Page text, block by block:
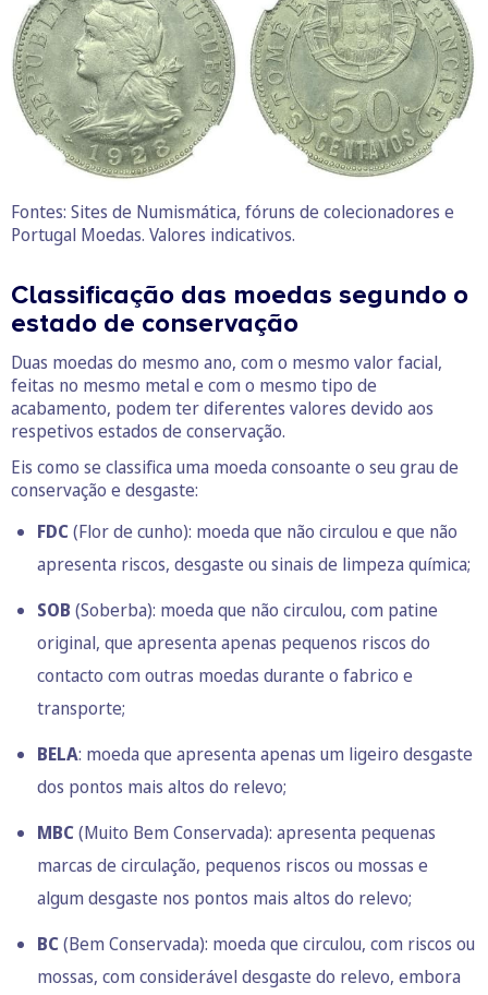
Fontes: Sites de Numismática, fóruns de colecionadores e
Portugal Moedas. Valores indicativos.
Classificação das moedas segundo o
estado de conservação
Duas moedas do mesmo ano, com o mesmo valor facial,
feitas no mesmo metal e com o mesmo tipo de
acabamento, podem ter diferentes valores devido aos
respetivos estados de conservação.
Eis como se classifica uma moeda consoante o seu grau de
conservação e desgaste:
FDC(Flor de cunho): moeda que não circulou e que não
apresenta riscos, desgaste ou sinais de limpeza química;
SOB (Soberba): moeda que não circulou, com patine
original, que apresenta apenas pequenos riscos do
contacto com outras moedas durante o fabrico e
transporte;
BELA: moeda que apresenta apenas um ligeiro desgaste
dos pontos mais altos do relevo;
MBC(Muito Bem Conservada): apresenta pequenas
marcas de circulação, pequenos riscos ou mossas e
algum desgaste nos pontos mais altos do relevo;
BC(Bem Conservada): moeda que circulou, com riscos ou
mossas, com considerável desgaste do relevo, embora